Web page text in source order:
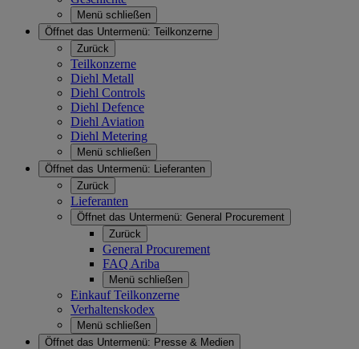
Menü schließen
Öffnet das Untermenü: Teilkonzerne
Zurück
Teilkonzerne
Diehl Metall
Diehl Controls
Diehl Defence
Diehl Aviation
Diehl Metering
Menü schließen
Öffnet das Untermenü: Lieferanten
Zurück
Lieferanten
Öffnet das Untermenü: General Procurement
Zurück
General Procurement
FAQ Ariba
Menü schließen
Einkauf Teilkonzerne
Verhaltenskodex
Menü schließen
Öffnet das Untermenü: Presse & Medien